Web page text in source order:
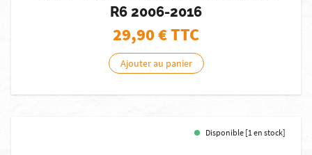
R6 2006-2016
29,90€ TTC
Ajouter au panier
Disponible [1 en stock]